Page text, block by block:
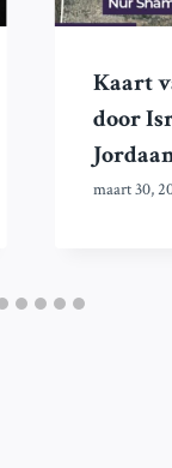
Kaart
door
maart 30,